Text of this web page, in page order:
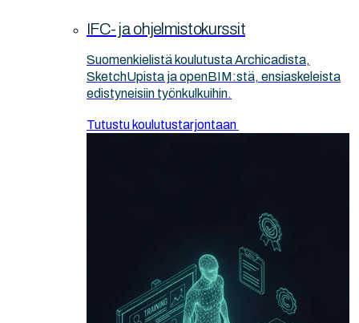
IFC- ja ohjelmistokurssit
Suomenkielistä koulutusta Archicadista,
SketchUpista ja openBIM:stä, ensiaskeleista
edistyneisiin työnkulkuihin.
Tutustu koulutustarjontaan